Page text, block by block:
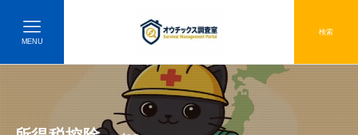
検索
MENU